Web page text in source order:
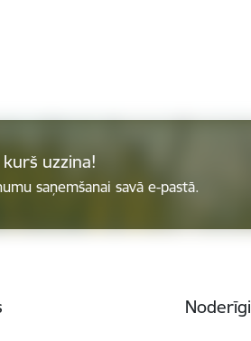
uzzina!
saņemšanai savā e-pastā.
Noderīgi